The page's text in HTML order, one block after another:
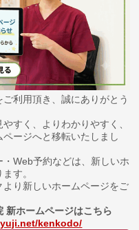
利用頂き、誠にありがとう
すく、よりわかりやすく、
ージへと移転いたしまし
Web予約などは、新しいホ
す。
り新しいホームページをご
新ホームページはこちら
kenkodo/